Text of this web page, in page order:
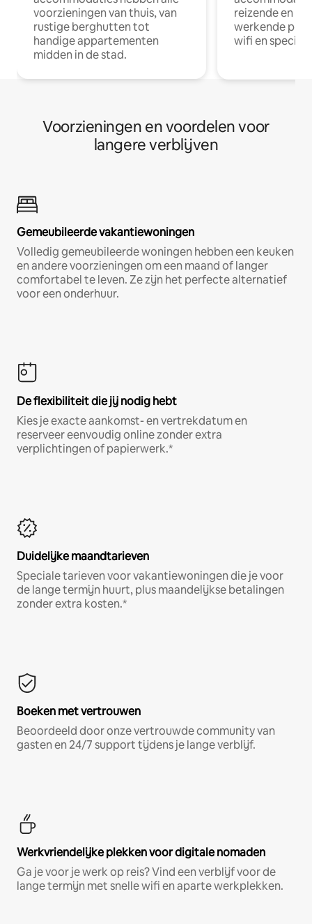
voorzieningen van thuis, van
rustige berghutten tot
handige appartementen
midden in de stad.
reizende en
werkende
wifi en
Voorzieningen en voordelen voor
langere verblijven
Gemeubileerde vakantiewoningen
Volledig gemeubileerde woningen hebben een keuken
en andere voorzieningen om een maand of langer
comfortabel te leven. Ze zijn het perfecte alternatief
voor een onderhuur.
De flexibiliteit die jij nodig hebt
Kies je exacte aankomst- en vertrekdatum en
reserveer eenvoudig online zonder extra
verplichtingen of papierwerk.*
Duidelijke maandtarieven
Speciale tarieven voor vakantiewoningen die je voor
de lange termijn huurt, plus maandelijkse betalingen
zonder extra kosten.*
Boeken met vertrouwen
Beoordeeld door onze vertrouwde community van
gasten en 24/7 support tijdens je lange verblijf.
Werkvriendelijke plekken voor digitale nomaden
Ga je voor je werk op reis? Vind een verblijf voor de
lange termijn met snelle wifi en aparte werkplekken.